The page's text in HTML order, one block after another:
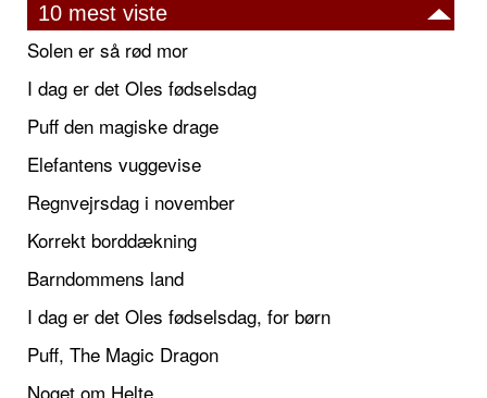
10 mest viste
Solen er så rød mor
I dag er det Oles fødselsdag
Puff den magiske drage
Elefantens vuggevise
Regnvejrsdag i november
Korrekt borddækning
Barndommens land
I dag er det Oles fødselsdag, for børn
Puff, The Magic Dragon
Noget om Helte